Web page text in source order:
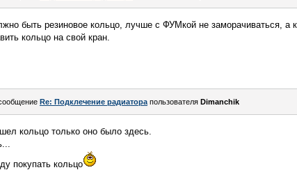
быть резиновое кольцо, лучше с ФУМкой не заморачиваться, а
кольцо на свой кран.
Re: Подклечение радиатора пользователя Dimanchik
кольцо только оно было здесь.
покупать кольцо